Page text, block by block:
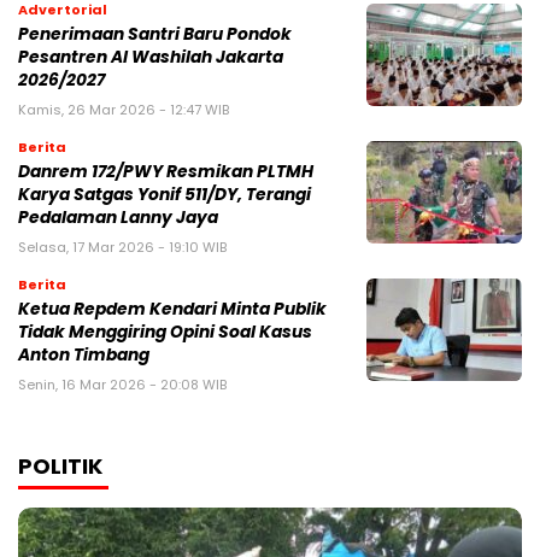
Advertorial
Penerimaan Santri Baru Pondok
Pesantren Al Washilah Jakarta
2026/2027
Kamis, 26 Mar 2026 - 12:47 WIB
Berita
Danrem 172/PWY Resmikan PLTMH
Karya Satgas Yonif 511/DY, Terangi
Pedalaman Lanny Jaya
Selasa, 17 Mar 2026 - 19:10 WIB
Berita
Ketua Repdem Kendari Minta Publik
Tidak Menggiring Opini Soal Kasus
Anton Timbang
Senin, 16 Mar 2026 - 20:08 WIB
POLITIK